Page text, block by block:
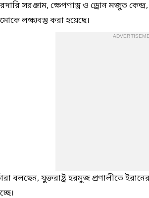
সরঞ্জাম, ক্ষেপণাস্ত্র ও ড্রোন মজুত
লক্ষ্যবস্তু করা হয়েছে।
বলছেন, যুক্তরাষ্ট্র হরমুজ প্রণালীতে